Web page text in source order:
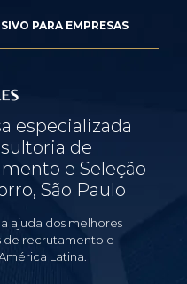
PARA EMPRESAS
especializada
de
e Seleção
São Paulo
ajuda dos melhores
de recrutamento e
Latina.